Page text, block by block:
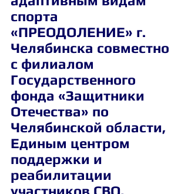
спорта
«ПРЕОДОЛЕНИЕ» г.
Челябинска совместно
с филиалом
Государственного
фонда «Защитники
Отечества» по
Челябинской области,
Единым центром
поддержки и
реабилитации
участников СВО,